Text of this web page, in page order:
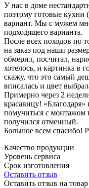
У нас в доме
поэтому готовые
вариант. Мы с мужем
подходящего варианта.
После всех походов по
на заказ под наши
обмерил, посчитал,
хотелось, и картинка в
скажу, что это самый
вписалась и цвет
Примерно через 2
красавицу!
помучиться с монтажом
получился отменный.
Большое всем спасибо!
Качество продукции
Уровень сервиса
Срок изготовления
Оставить отзыв
Оставить отзыв на